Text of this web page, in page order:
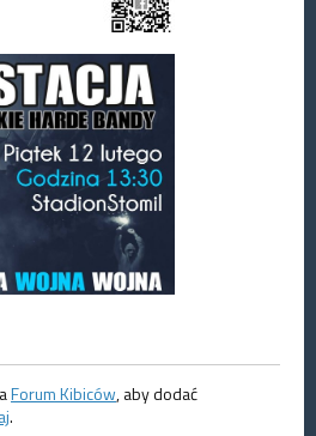
Forum Kibiców, aby dodać
.